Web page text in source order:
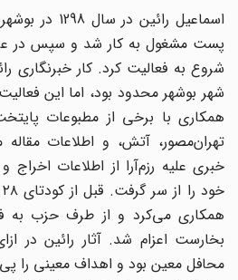
اسماعیل رائین در
پست مشغول به کار شد و سپس در
شروع به فعالیت کرد. کار خبرنگاری
شهر بوشهر محدود بود، اما این
همکاری با برخی از مطبوعات
تهران‌مصور، آتش، و اطلاعات مقاله
خبری علیه رزم‌آرا از اطلاعات اخراج
همکاری می‌کرد و از طرف حزب به
بخارست اعزام شد. آثار رائین در
محافل معین بود و اهداف معینی را